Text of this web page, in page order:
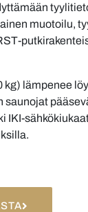
muotoilu,
kg) lämpenee
saunojat
IKI-